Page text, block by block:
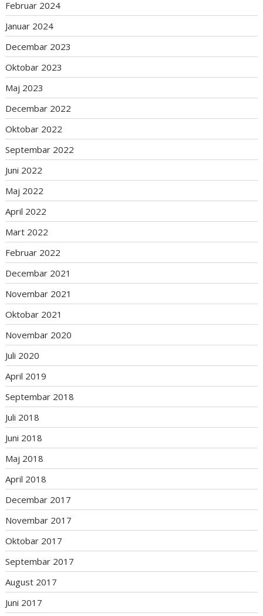
Februar 2024
Januar 2024
Decembar 2023
Oktobar 2023
Maj 2023
Decembar 2022
Oktobar 2022
Septembar 2022
Juni 2022
Maj 2022
April 2022
Mart 2022
Februar 2022
Decembar 2021
Novembar 2021
Oktobar 2021
Novembar 2020
Juli 2020
April 2019
Septembar 2018
Juli 2018
Juni 2018
Maj 2018
April 2018
Decembar 2017
Novembar 2017
Oktobar 2017
Septembar 2017
August 2017
Juni 2017